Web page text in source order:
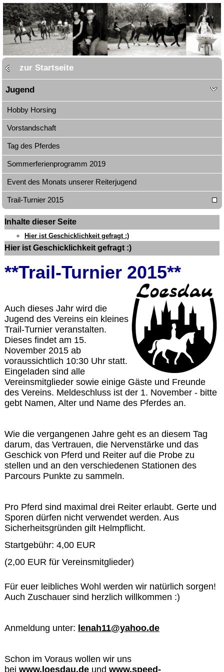
zur Startseite
Jugend
Hobby Horsing
Vorstandschaft
Tag des Pferdes
Sommerferienprogramm 2019
Event des Monats unserer Reiterjugend
Trail-Turnier 2015
Inhalte dieser Seite
Hier ist Geschicklichkeit gefragt :)
Hier ist Geschicklichkeit gefragt :)
**Trail-Turnier 2015**
Auch dieses Jahr wird die
Jugend des Vereins ein kleines
Trail-Turnier veranstalten.
Dieses findet am 15.
November 2015 ab
voraussichtlich 10:30 Uhr statt.
Eingeladen sind alle
Vereinsmitglieder sowie einige Gäste und Freunde
des Vereins. Meldeschluss ist der 1. November - bitte
gebt Namen, Alter und Name des Pferdes an.
Wie die vergangenen Jahre geht es an diesem Tag
darum, das Vertrauen, die Nervenstärke und das
Geschick von Pferd und Reiter auf die Probe zu
stellen und an den verschiedenen Stationen des
Parcours Punkte zu sammeln.
Pro Pferd sind maximal drei Reiter erlaubt. Gerte und
Sporen dürfen nicht verwendet werden. Aus
Sicherheitsgründen gilt Helmpflicht.
Startgebühr: 4,00 EUR
(2,00 EUR für Vereinsmitglieder)
Für euer leibliches Wohl werden wir natürlich sorgen!
Auch Zuschauer sind herzlich willkommen :)
Anmeldung unter: lenah11@yahoo.de
Schon im Voraus wollen wir uns
bei www.loesdau.de und www.speed-